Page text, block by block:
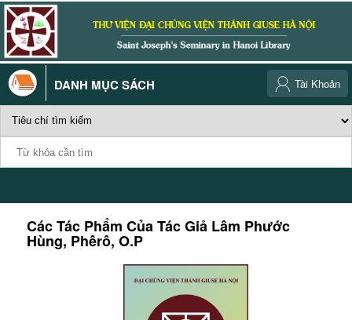
DANH MỤC SÁCH Tài Khoản
Các Tác Phẩm Của Tác Giả Lâm Phước
Hùng, Phêrô, O.P